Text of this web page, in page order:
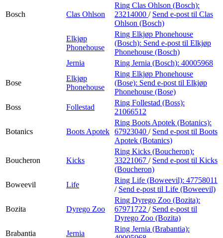
Bosch Clas Ohlson
Ring Clas Ohlson (Bosch):
23214000 / Send e-post til Clas
Ohlson (Bosch)
Elkjøp
Phonehouse
Ring Elkjøp Phonehouse
(Bosch): Send e-post til Elkjøp
Phonehouse (Bosch)
Jernia
Ring Jernia (Bosch): 40005968
Bose
Elkjøp
Phonehouse
Ring Elkjøp Phonehouse
(Bose): Send e-post til Elkjøp
Phonehouse (Bose)
Boss
Follestad
Ring Follestad (Boss):
21066512
Botanics Boots Apotek
Ring Boots Apotek (Botanics):
67923040 / Send e-post til Boots
Apotek (Botanics)
Boucheron Kicks
Ring Kicks (Boucheron):
33221067 / Send e-post til Kicks
(Boucheron)
Boweevil
Life
Ring Life (Boweevil): 47758011
/ Send e-post til Life (Boweevil)
Bozita Dyrego Zoo
Ring Dyrego Zoo (Bozita):
67971722 / Send e-post til
Dyrego Zoo (Bozita)
Brabantia
Jernia
Ring Jernia (Brabantia):